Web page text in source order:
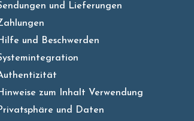
und Lieferungen
und Beschwerden
zum Inhalt Verwendung
und Daten